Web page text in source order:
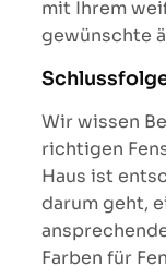
mit Ihrem
gewünschte
Wir wissen
richtigen
Haus ist
darum geht,
Farben für